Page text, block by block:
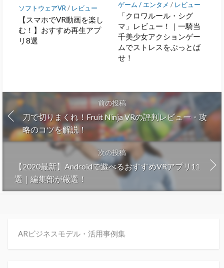
ソフトウェアVR/ レビュー
【スマホでVR動画を楽し
む！】おすすめ再生アプ
リ8選
ゲーム / エンタメ / レビュー
「クロワルール・シグ
マ」レビュー！｜一騎当
千美少女アクションゲー
ムでストレスをぶっとば
せ！
前の投稿
刀で切りまくれ！Fruit Ninja VRの評判レビュー・攻
略のコツを解説！
次の投稿
【2020最新】Androidで遊べるおすすめVRアプリ11
選｜編集部が厳選！
ARビジネスモデル・活用事例集